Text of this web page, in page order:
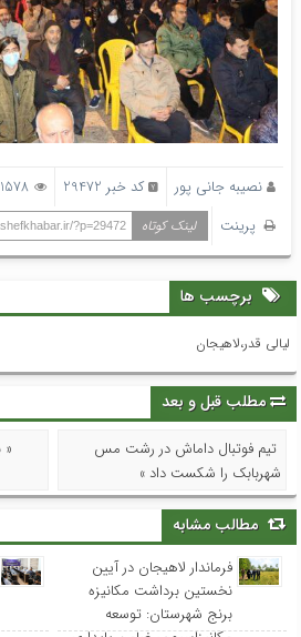
نصیبه جانی پور کد خبر 29472 1578 بازدید
پرینت
لینک کوتاه ?p=29472
برچسب ها
لیالی قدر،لاهیجان
مطلب قبل و بعد
تیم فوتبال داماش در رشت مس
شهربابک را شکست داد »
«
مطالب مشابه
فرماندار لاهیجان در آیین
نخستین برداشت مکانیزه
برنج شهرستان: توسعه